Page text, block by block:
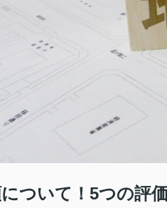
ついて！5つの評